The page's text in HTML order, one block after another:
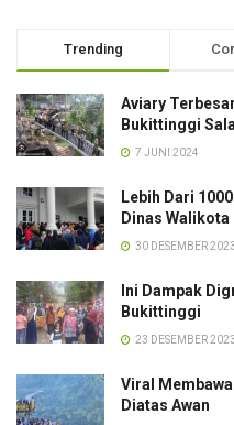
Trending
Aviary
Bukittinggi
7 JUNI 2024
Lebih Dari
Dinas
30 DESEMBER 2023
Ini Dampak
Bukittinggi
23 DESEMBER 2023
Viral
Diatas Awan